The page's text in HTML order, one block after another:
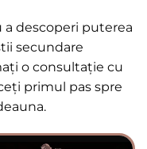
a descoperi puterea
secundare
o consultație cu
primul pas spre